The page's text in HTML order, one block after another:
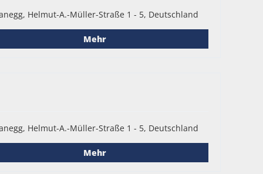
Helmut-A.-Müller-Straße 1 - 5, Deutschland
Mehr
Helmut-A.-Müller-Straße 1 - 5, Deutschland
Mehr